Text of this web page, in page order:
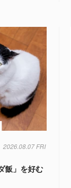
2026.08.07 FRI
飯」を好む